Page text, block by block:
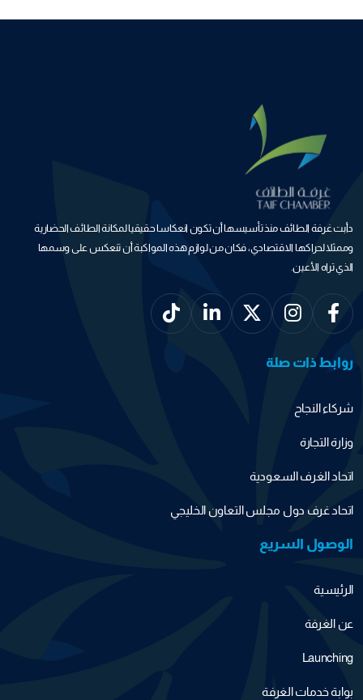
دأبت غرفة الطائف منذ تأسيسها أن تكون انعكاسا حقيقيا لمكانة الطائف الحضارية
وممثلا لحراكها الاقتصادي، فكان من لوازم هذه المواكبة أن تنعكس على وسمها
الذي تراه الأعين.
روابط ذات صلة
شركاء النجاح
وزارة التجارة
اتحاد الغرف السعودية
اتحاد غرف دول مجلس التعاون الخليجي
الوصول السريع
الرئيسية
عن الغرفة
Launching
بوابة خدمات الغرفة